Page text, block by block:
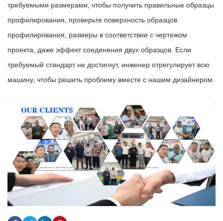
требуемыми размерами, чтобы получить правильные образцы
профилирования, проверьте поверхность образцов
профилирования, размеры в соответствии с чертежом
проекта, даже эффект соединения двух образцов. Если
требуемый стандарт не достигнут, инженер отрегулирует всю
машину, чтобы решить проблему вместе с нашим дизайнером.